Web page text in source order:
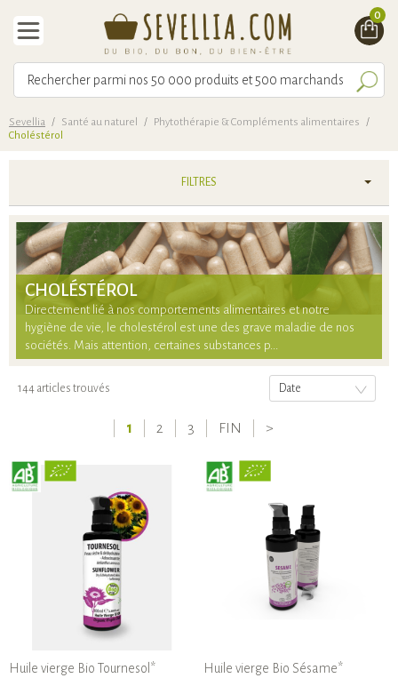
0
Sevellia / Santé au naturel / Phytothérapie & Compléments alimentaires
/
Choléstérol
FILTRES
CHOLÉSTÉROL
Directement lié à nos comportements alimentaires et notre
hygiène de vie, le cholestérol est une des grave maladie de nos
sociétés. Mais attention, certaines substances p...
144 articles trouvés Date
1 2 3 FIN >
Huile vierge Bio Tournesol*
Huile vierge Bio Sésame*